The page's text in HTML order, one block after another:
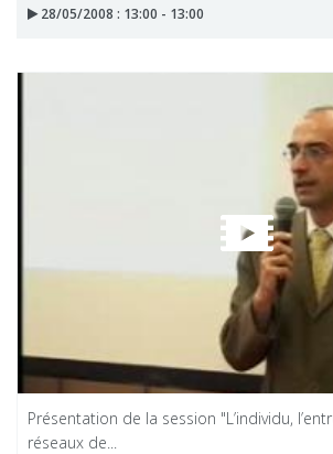
28/05/2008 : 13:00 - 13:00
Présentation de la session "L’individu,
réseaux de...